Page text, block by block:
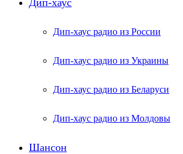
Дип-хаус
Дип-хаус радио из России
Дип-хаус радио из Украины
Дип-хаус радио из Беларуси
Дип-хаус радио из Молдовы
Шансон